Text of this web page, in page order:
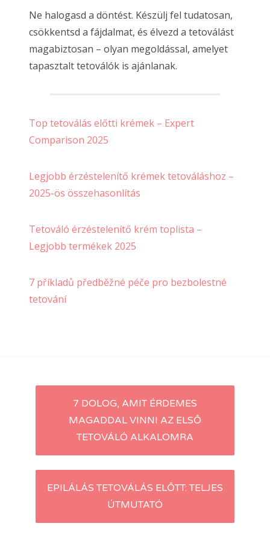
Ne halogasd a döntést. Készülj fel tudatosan,
csökkentsd a fájdalmat, és élvezd a tetoválást
magabiztosan – olyan megoldással, amelyet
tapasztalt tetoválók is ajánlanak.
Top tetoválás előtti krémek – Expert
Comparison 2025
Legjobb érzéstelenítő krémek tetováláshoz –
2025-ös összehasonlítás
Tetováló érzéstelenítő krém toplista –
Legjobb termékek 2025
7 příkladů předběžné péče pro bezbolestné
tetování
navigation
7 DOLOG, AMIT ÉRDEMES
MAGADDAL VINNI AZ ELSŐ
TETOVÁLÓ ALKALOMRA
EPILÁLÁS TETOVÁLÁS ELŐTT: TELJES
ÚTMUTATÓ